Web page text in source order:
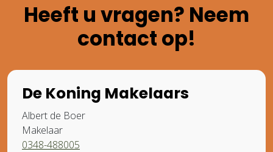
Heeft u vragen? Neem
contact op!
De Koning Makelaars
Albert de Boer
Makelaar
0348-488005